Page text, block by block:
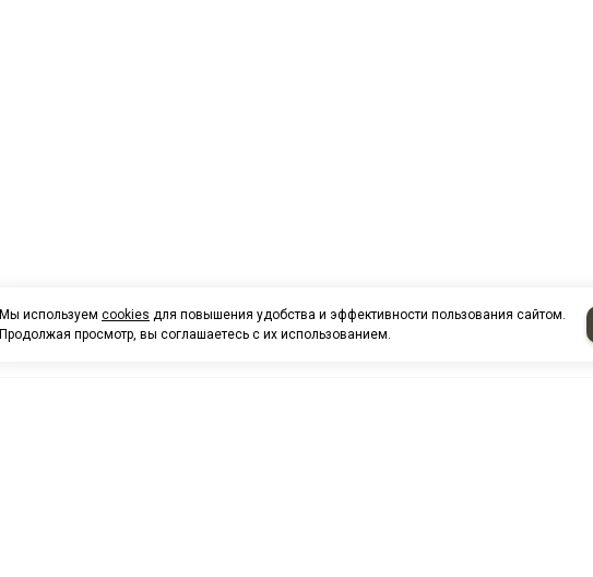
Мы используем cookies для повышения удобства и эффективности пользования сайтом.
Продолжая просмотр, вы соглашаетесь с их использованием.